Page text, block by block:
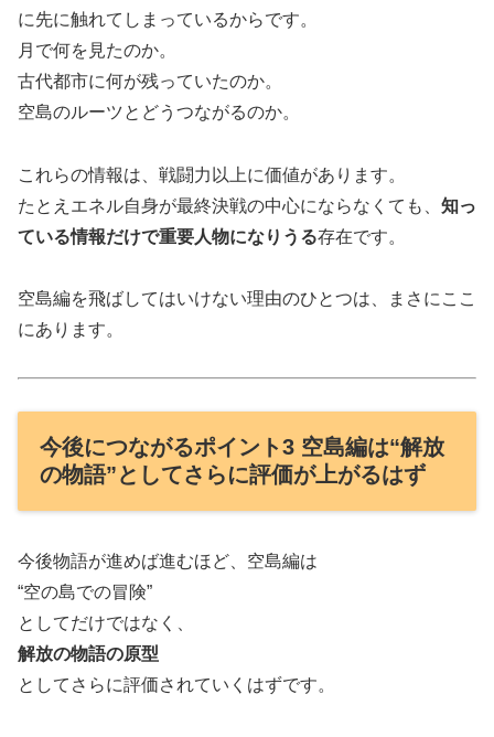
に先に触れてしまっているからです。
月で何を見たのか。
古代都市に何が残っていたのか。
空島のルーツとどうつながるのか。
これらの情報は、戦闘力以上に価値があります。
たとえエネル自身が最終決戦の中心にならなくても、 知っ
ている情報だけで重要人物になりうる存在です。
空島編を飛ばしてはいけない理由のひとつは、まさにここ
にあります。
今後につながるポイント3 空島編は“解放
の物語”としてさらに評価が上がるはず
今後物語が進めば進むほど、空島編は
“空の島での冒険”
としてだけではなく、
解放の物語の原型
としてさらに評価されていくはずです。